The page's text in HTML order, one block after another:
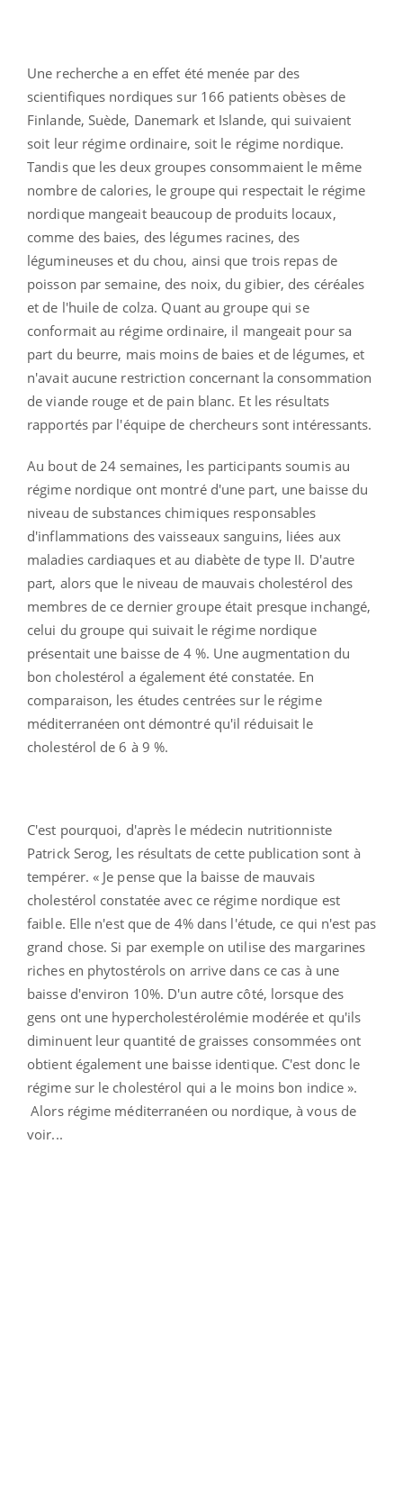
Une recherche a en effet été menée par des
scientifiques nordiques sur 166 patients obèses de
Finlande, Suède, Danemark et Islande, qui suivaient
soit leur régime ordinaire, soit le régime nordique.
Tandis que les deux groupes consommaient le même
nombre de calories, le groupe qui respectait le régime
nordique mangeait beaucoup de produits locaux,
comme des baies, des légumes racines, des
légumineuses et du chou, ainsi que trois repas de
poisson par semaine, des noix, du gibier, des céréales
et de l'huile de colza. Quant au groupe qui se
conformait au régime ordinaire, il mangeait pour sa
part du beurre, mais moins de baies et de légumes, et
n'avait aucune restriction concernant la consommation
de viande rouge et de pain blanc. Et les résultats
rapportés par l'équipe de chercheurs sont intéressants.
Au bout de 24 semaines, les participants soumis au
régime nordique ont montré d'une part, une baisse du
niveau de substances chimiques responsables
d'inflammations des vaisseaux sanguins, liées aux
maladies cardiaques et au diabète de type II. D'autre
part, alors que le niveau de mauvais cholestérol des
membres de ce dernier groupe était presque inchangé,
celui du groupe qui suivait le régime nordique
présentait une baisse de 4 %. Une augmentation du
bon cholestérol a également été constatée. En
comparaison, les études centrées sur le régime
méditerranéen ont démontré qu'il réduisait le
cholestérol de 6 à 9 %.
C'est pourquoi, d'après le médecin nutritionniste
Patrick Serog, les résultats de cette publication sont à
tempérer. « Je pense que la baisse de mauvais
cholestérol constatée avec ce régime nordique est
faible. Elle n'est que de 4% dans l'étude, ce qui n'est pas
grand chose. Si par exemple on utilise des margarines
riches en phytostérols on arrive dans ce cas à une
baisse d'environ 10%. D'un autre côté, lorsque des
gens ont une hypercholestérolémie modérée et qu'ils
diminuent leur quantité de graisses consommées ont
obtient également une baisse identique. C'est donc le
régime sur le cholestérol qui a le moins bon indice ».
Alors régime méditerranéen ou nordique, à vous de
voir...